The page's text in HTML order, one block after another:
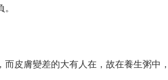
皮膚變差的大有人在，故在養生粥中